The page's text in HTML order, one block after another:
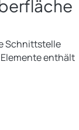
Schnittstelle
enthält